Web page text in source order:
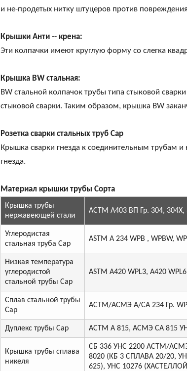
и не-продетых нитку штуцеров против
Крышки Анти -- крена:
Эти колпачки имеют круглую форму со слегка
Крышка BW стальная:
BW стальной колпачок трубы типа стыковой
стыковой сварки. Таким образом, крышка BW
Розетка сварки стальных труб Cap
Крышка сварки гнезда к соединительным трубам
гнезда.
Материал крышки трубы Сорта
Крышка трубы
нержавеющей стали
АСТМ А403 ВП Гр. 304, 304Х,
Углеродистая
стальная труба Cap
ASTM A 234 WPB , WPBW,
Низкая температура
углеродистой
стальной трубы Cap
ASTM A420 WPL3, A420 WPL6
Сплав стальной трубы
Cap
АСТМ/АСМЭ А/СА 234 Гр. WP
Дуплекс трубы Cap АСТМ А 815, АСМЭ СА 815
Крышка трубы сплава
никеля
СБ 336 УНС 2200 АСТМ/
8020 (КБ 3 СПЛАВА 20/20,
625), УНС 10276